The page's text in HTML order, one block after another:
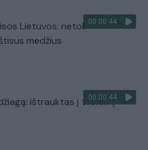
00:00:44
Lietuvos: netoli
medžius
00:00:44
ištrauktas į tvenkinį